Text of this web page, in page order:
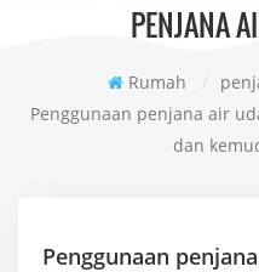
PENJANA
Rumah /
Penggunaan penjana air
dan
Penggunaan